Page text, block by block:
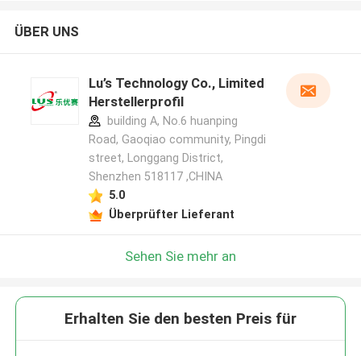
ÜBER UNS
Lu’s Technology Co., Limited
Herstellerprofil
building A, No.6 huanping
Road, Gaoqiao community, Pingdi
street, Longgang District,
Shenzhen 518117 ,CHINA
5.0
Überprüfter Lieferant
Sehen Sie mehr an
Erhalten Sie den besten Preis für